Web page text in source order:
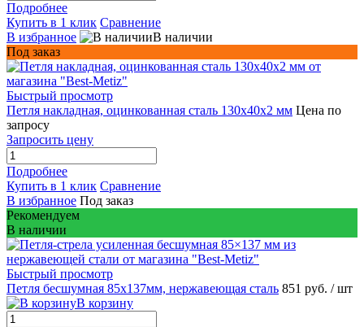
Подробнее
Купить в 1 клик Сравнение
В избранное
В наличии
Под заказ
Быстрый просмотр
Петля накладная, оцинкованная сталь 130х40х2 мм Цена по
запросу
Запросить цену
Подробнее
Купить в 1 клик Сравнение
В избранное Под заказ
Рекомендуем
В наличии
Быстрый просмотр
Петля бесшумная 85х137мм, нержавеющая сталь 851 руб. / шт
В корзину